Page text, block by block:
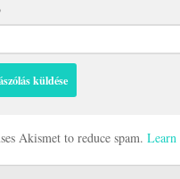
Akismet to reduce spam. Learn